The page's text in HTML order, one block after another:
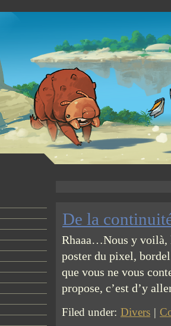
De la
Rhaaa…Nous y voilà,
poster du pixel,
que vous ne vous
propose, c’est d’y
Filed under: Divers |